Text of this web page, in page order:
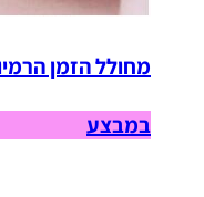
מחולל הזמן
במבצע